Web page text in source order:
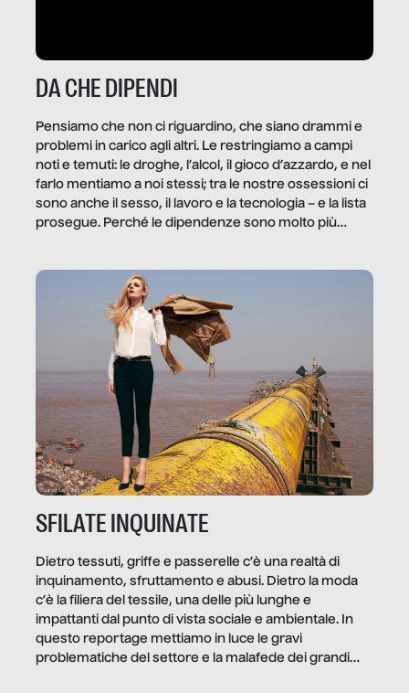
DA CHE DIPENDI
Pensiamo che non ci riguardino, che siano drammi e
problemi in carico agli altri. Le restringiamo a campi
noti e temuti: le droghe, l’alcol, il gioco d’azzardo, e nel
farlo mentiamo a noi stessi; tra le nostre ossessioni ci
sono anche il sesso, il lavoro e la tecnologia – e la lista
prosegue. Perché le dipendenze sono molto più
trae un guadagno. In questo reportage vediamo
quale e come.
SFILATE INQUINATE
Dietro tessuti, griffe e passerelle c’è una realtà di
inquinamento, sfruttamento e abusi. Dietro la moda
c’è la filiera del tessile, una delle più lunghe e
impattanti dal punto di vista sociale e ambientale. In
questo reportage mettiamo in luce le gravi
problematiche del settore e la malafede dei grandi